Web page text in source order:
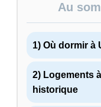
Au
1) Où dormir à
2) Logements
historique